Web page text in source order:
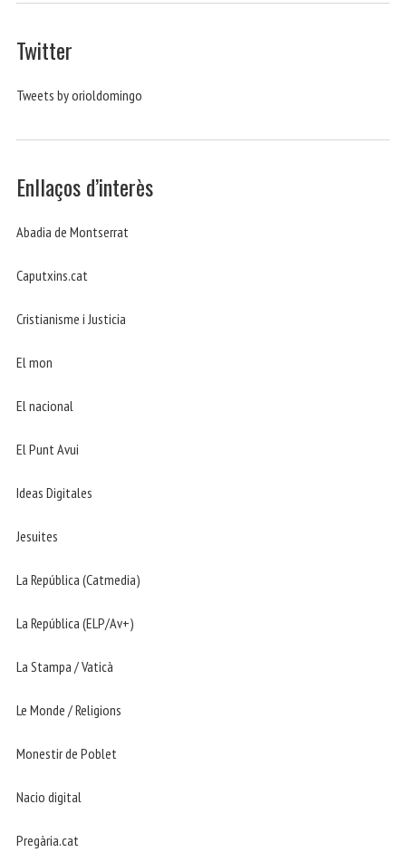
Twitter
Tweets by orioldomingo
Enllaços d’interès
Abadia de Montserrat
Caputxins.cat
Cristianisme i Justicia
El mon
El nacional
El Punt Avui
Ideas Digitales
Jesuites
La República (Catmedia)
La República (ELP/Av+)
La Stampa / Vaticà
Le Monde / Religions
Monestir de Poblet
Nacio digital
Pregària.cat